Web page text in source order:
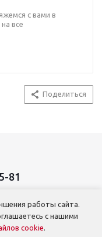
с вами в
все
Поделиться
81
д. 39
работы сайта.
с нашими
cookie.